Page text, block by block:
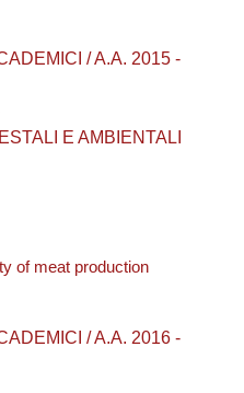
/ A.A. 2015 -
E AMBIENTALI
of meat production
/ A.A. 2016 -